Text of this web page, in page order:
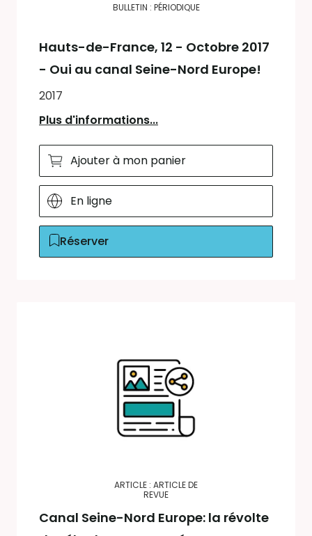
BULLETIN : PÉRIODIQUE
Hauts-de-France, 12 - Octobre 2017
- Oui au canal Seine-Nord Europe!
2017
Plus d'informations...
Ajouter à mon panier
En ligne
Réserver
ARTICLE : ARTICLE DE
REVUE
Canal Seine-Nord Europe: la révolte